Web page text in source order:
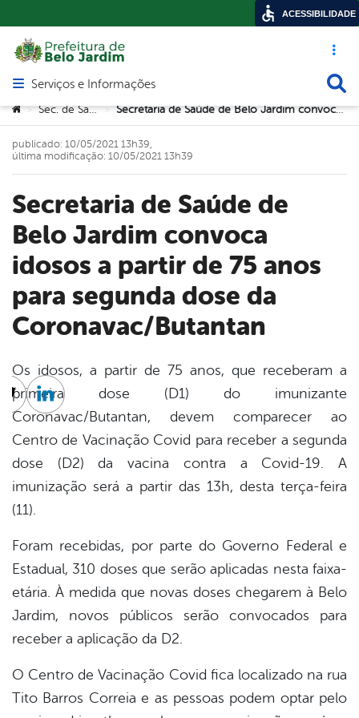
Acesso
Abrir menu principal de navegação
Serviços e Informações
Você está aqui:
> Sec. de Saúde > Secretaria de Saúde de Belo Jardim convoca idosos a partir de 75 anos para segunda dose da Coronavac/Butantan
Secretaria de Saúde de
Belo Jardim convoca
idosos a partir de 75 anos
para segunda dose da
Coronavac/Butantan
publicado: 10/05/2021 13h39,
última modificação: 10/05/2021 13h39
Os idosos, a partir de 75 anos, que receberam a
primeira dose (D1) do imunizante
Coronavac/Butantan, devem comparecer ao
Centro de Vacinação Covid para receber a segunda
dose (D2) da vacina contra a Covid-19. A
imunização será a partir das 13h, desta terça-feira
(11).
Foram recebidas, por parte do Governo Federal e
Estadual, 310 doses que serão aplicadas nesta faixa-
etária. À medida que novas doses chegarem à Belo
Jardim, novos públicos serão convocados para
receber a aplicação da D2.
O Centro de Vacinação Covid fica localizado na rua
Tito Barros Correia e as pessoas podem optar pelo
Twitter
Linkedin
ACESSIBILIDADE